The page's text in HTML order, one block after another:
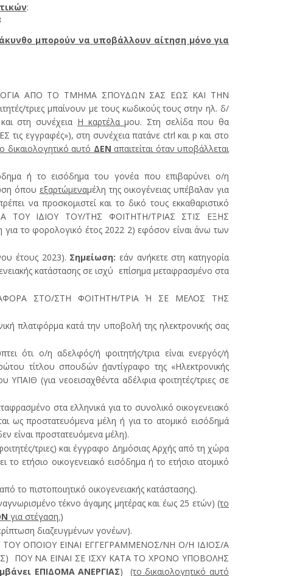
:
μπορούν να υποβάλλουν αίτηση μόνο για
ΑΠΟ ΤΟ ΤΜΗΜΑ ΣΠΟΥΔΩΝ ΣΑΣ ΕΩΣ ΚΑΙ ΤΗΝ
τριες μπαίνουν με τους κωδικούς τους στην ηλ. δ/
στη συνέχεια Η καρτέλαμου. Στη σελίδα που θα
τις εγγραφές»), στη συνέχεια πατάνε ctrl και p και στο
δικαιολογητικό αυτό ΔΕΝ απαιτείται όταν υποβάλλεται
ή το εισόδημα του γονέα που επιβαρύνει ο/η
όπου εξαρτώμεναμέλη της οικογένειας υπέβαλαν για
να προσκομιστεί και το δικό τους εκκαθαριστικό
ΤΟΥ ΙΔΙΟΥ ΤΟΥ/ΤΗΣ ΦΟΙΤΗΤΗ/ΤΡΙΑΣ ΣΤΙΣ ΕΞΗΣ
το φορολογικό έτος 2022 2) εφόσον είναι άνω των
έτους 2023). Σημείωση: εάν ανήκετε στη κατηγορία
κατάστασης σε ισχύ επίσημα μεταφρασμένο στα
ΑΦΟΡΑ ΣΤΟ/ΣΤΗ ΦΟΙΤΗΤΗ/ΤΡΙΑ Ή ΣΕ ΜΕΛΟΣ ΤΗΣ
πλατφόρμα κατά την υποβολή της ηλεκτρονικής σας
ο/η αδελφός/ή φοιτητής/τρια είναι ενεργός/ή
τίτλου σπουδώνήαντίγραφο της «Ηλεκτρονικής
ΥΠΑΙΘ (για νεοεισαχθέντα αδέλφια φοιτητές/τριες σε
στα ελληνικά για το συνολικό οικογενειακό
ως προστατευόμενα μέλη ή για το ατομικό εισόδημά
είναι προστατευόμενα μέλη).
τριες) και έγγραφο Δημόσιας Αρχής από τη χώρα
ετήσιο οικογενειακό εισόδημα ή το ετήσιο ατομικό
πιστοποιητικό οικογενειακής κατάστασης).
τέκνο άγαμης μητέρας και έως 25 ετών) (το
για στέγαση.)
διαζευγμένων γονέων).
ΟΠΟΙΟΥ ΕΙΝΑΙ ΕΓΓΕΓΡΑΜΜΕΝΟΣ/ΝΗ Ο/Η ΙΔΙΟΣ/Α
ΠΟΥ ΝΑ ΕΙΝΑΙ ΣΕ ΙΣΧΥ ΚΑΤΑ ΤΟ ΧΡΟΝΟ ΥΠΟΒΟΛΗΣ
ΕΠΙΔΟΜΑ ΑΝΕΡΓΙΑΣ) (το δικαιολογητικό αυτό